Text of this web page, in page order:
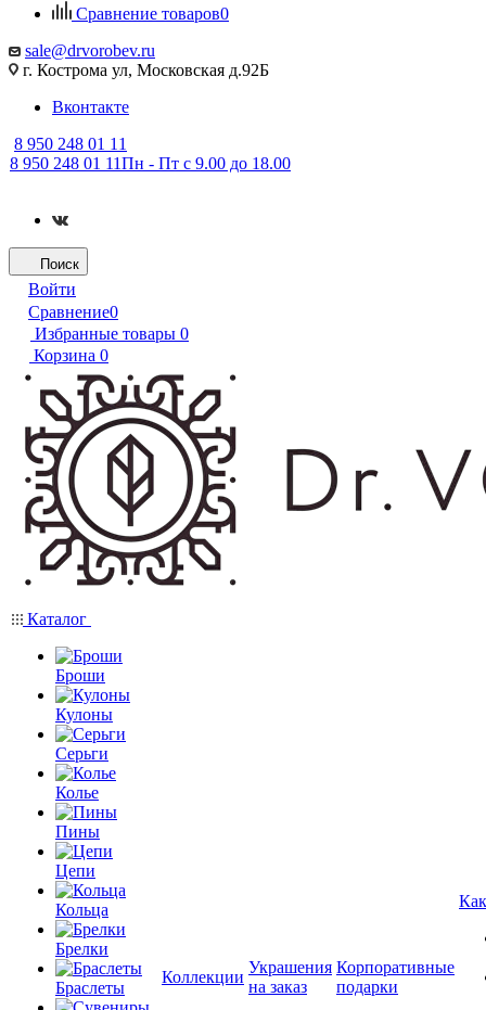
Сравнение товаров0
sale@drvorobev.ru
г. Кострома ул, Московская д.92Б
Вконтакте
8 950 248 01 11
8 950 248 01 11Пн - Пт с 9.00 до 18.00
Поиск
Войти
Сравнение0
Избранные товары 0
Корзина 0
Каталог
Броши
Кулоны
Серьги
Колье
Пины
Цепи
Кольца
Брелки
Браслеты
Коллекции
Украшения
на заказ
Корпоративные
подарки